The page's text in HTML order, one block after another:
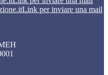
Link per inviare una mail